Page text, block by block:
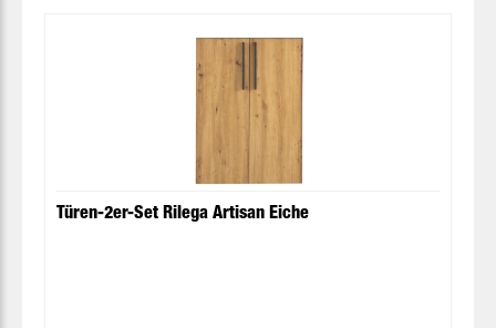
Türen-2er-Set Rilega Artisan Eiche